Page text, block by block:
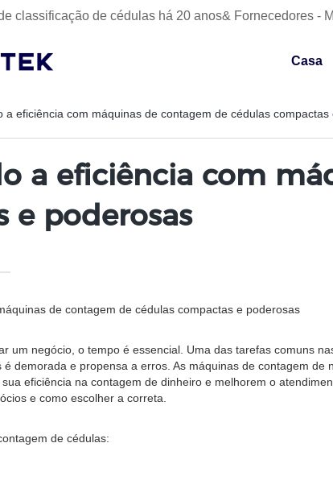
classificação de cédulas há 20 anos& Fornecedores -
Casa
a eficiência com máquinas de contagem de cédulas compactas
a eficiência com
e poderosas
de contagem de cédulas compactas e poderosas
um negócio, o tempo é essencial. Uma das tarefas comuns
demorada e propensa a erros. As máquinas de contagem
eficiência na contagem de dinheiro e melhorem o
e como escolher a correta.
de cédulas: